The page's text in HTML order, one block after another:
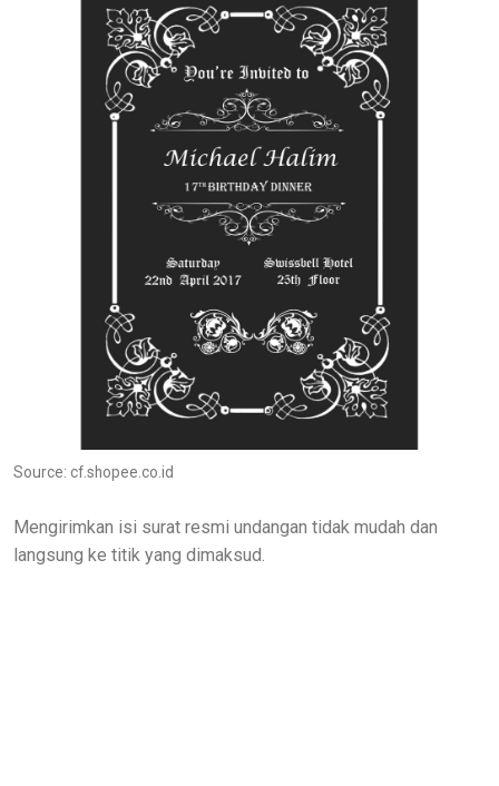
Source: cf.shopee.co.id
Mengirimkan isi surat resmi undangan tidak mudah dan
langsung ke titik yang dimaksud.